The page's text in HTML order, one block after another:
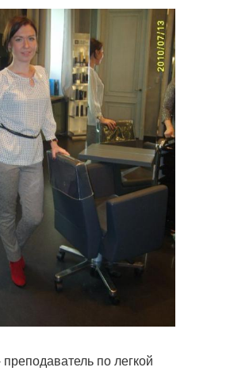
по легкой